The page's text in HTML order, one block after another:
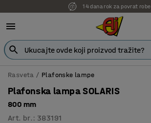
14 dana rok za povrat robe
Rasveta Plafonske lampe
Plafonska lampa SOLARIS
800 mm
Art. br. : 383191